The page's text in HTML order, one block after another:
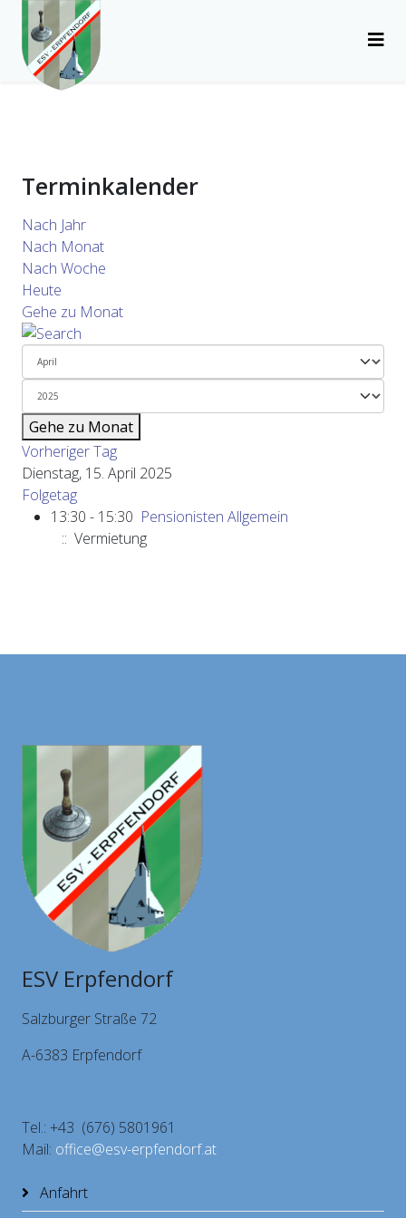
Terminkalender
Nach Jahr
Nach Monat
Nach Woche
Heute
Gehe zu Monat
Gehe zu Monat
Vorheriger Tag
Dienstag, 15. April 2025
Folgetag
13:30 - 15:30 Pensionisten Allgemein
:: Vermietung
ESV Erpfendorf
Salzburger Straße 72
A-6383 Erpfendorf
Tel.: +43 (676) 5801961
Mail: office@esv-erpfendorf.at
Anfahrt